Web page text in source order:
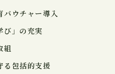
バウチャー導入
び」の充実
組
る包括的支援